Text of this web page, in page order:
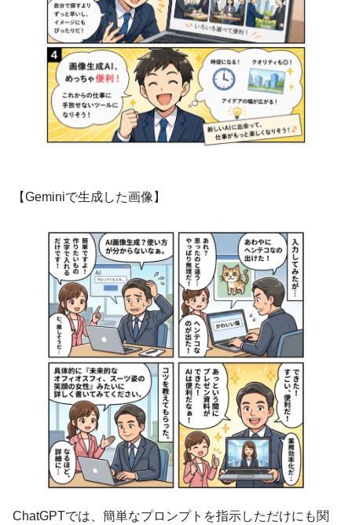
【Geminiで生成した画像】
ChatGPTでは、簡単なプロンプトを指示しただけにも関